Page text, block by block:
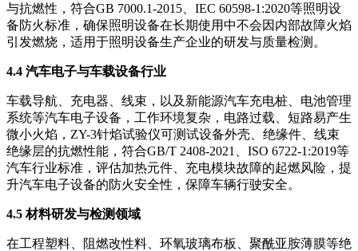
与抗燃性，符合GB 7000.1-2015、IEC 60598-1:2020等照明设
备防火标准，确保照明设备在长期使用中不会因内部故障火焰
引发燃烧，适用于照明设备生产企业的研发与质量检测。
4.4 汽车电子与车载设备行业
车载导航、充电器、线束，以及新能源汽车充电桩、电池管理
系统等汽车电子设备，工作环境复杂，电路过载、短路易产生
微小火焰，ZY-3针焰试验仪可测试设备外壳、绝缘件、线束
绝缘层的抗燃性能，符合GB/T 2408-2021、ISO 6722-1:2019等
汽车行业标准，评估加热元件、充电模块故障的起燃风险，提
升汽车电子设备的防火安全性，保障车辆行驶安全。
4.5 材料研发与检测领域
在工程塑料、阻燃改性料、环氧玻璃布板、聚酰亚胺薄膜等绝